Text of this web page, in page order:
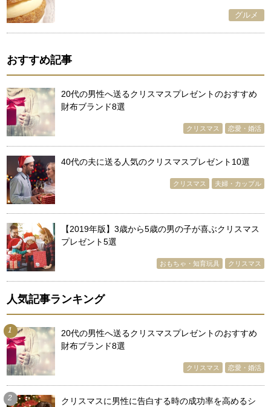
グルメ
おすすめ記事
20代の男性へ送るクリスマスプレゼントのおすすめ
財布ブランド8選
クリスマス 恋愛・婚活
40代の夫に送る人気のクリスマスプレゼント10選
クリスマス 夫婦・カップル
【2019年版】3歳から5歳の男の子が喜ぶクリスマス
プレゼント5選
おもちゃ・知育玩具 クリスマス
人気記事ランキング
1
20代の男性へ送るクリスマスプレゼントのおすすめ
財布ブランド8選
クリスマス 恋愛・婚活
2
クリスマスに男性に告白する時の成功率を高めるシ